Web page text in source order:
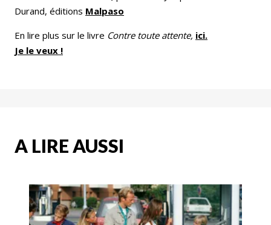
Durand, éditions Malpaso
En lire plus sur le livre Contre toute attente, ici.
Je le veux !
A LIRE AUSSI